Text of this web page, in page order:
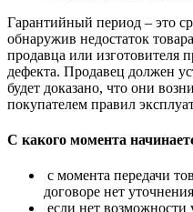
Гарантийный период – это
обнаружив недостаток
продавца или изготовителя
дефекта. Продавец должен
будет доказано, что они
покупателем правил
С какого момента
с момента передачи
договоре нет
если нет возможности